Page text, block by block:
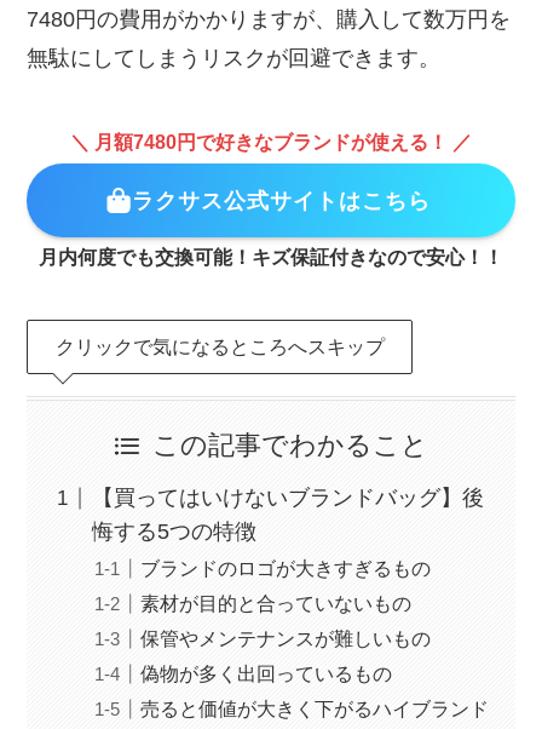
7480円の費用がかかりますが、購入して数万円を
無駄にしてしまうリスクが回避できます。
＼ 月額7480円で好きなブランドが使える！ ／
ラクサス公式サイトはこちら
月内何度でも交換可能！キズ保証付きなので安心！！
クリックで気になるところへスキップ
この記事でわかること
【買ってはいけないブランドバッグ】後
悔する5つの特徴
ブランドのロゴが大きすぎるもの
素材が目的と合っていないもの
保管やメンテナンスが難しいもの
偽物が多く出回っているもの
売ると価値が大きく下がるハイブランド